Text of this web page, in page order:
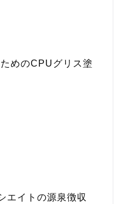
めのCPUグリス塗
エイトの源泉徴収